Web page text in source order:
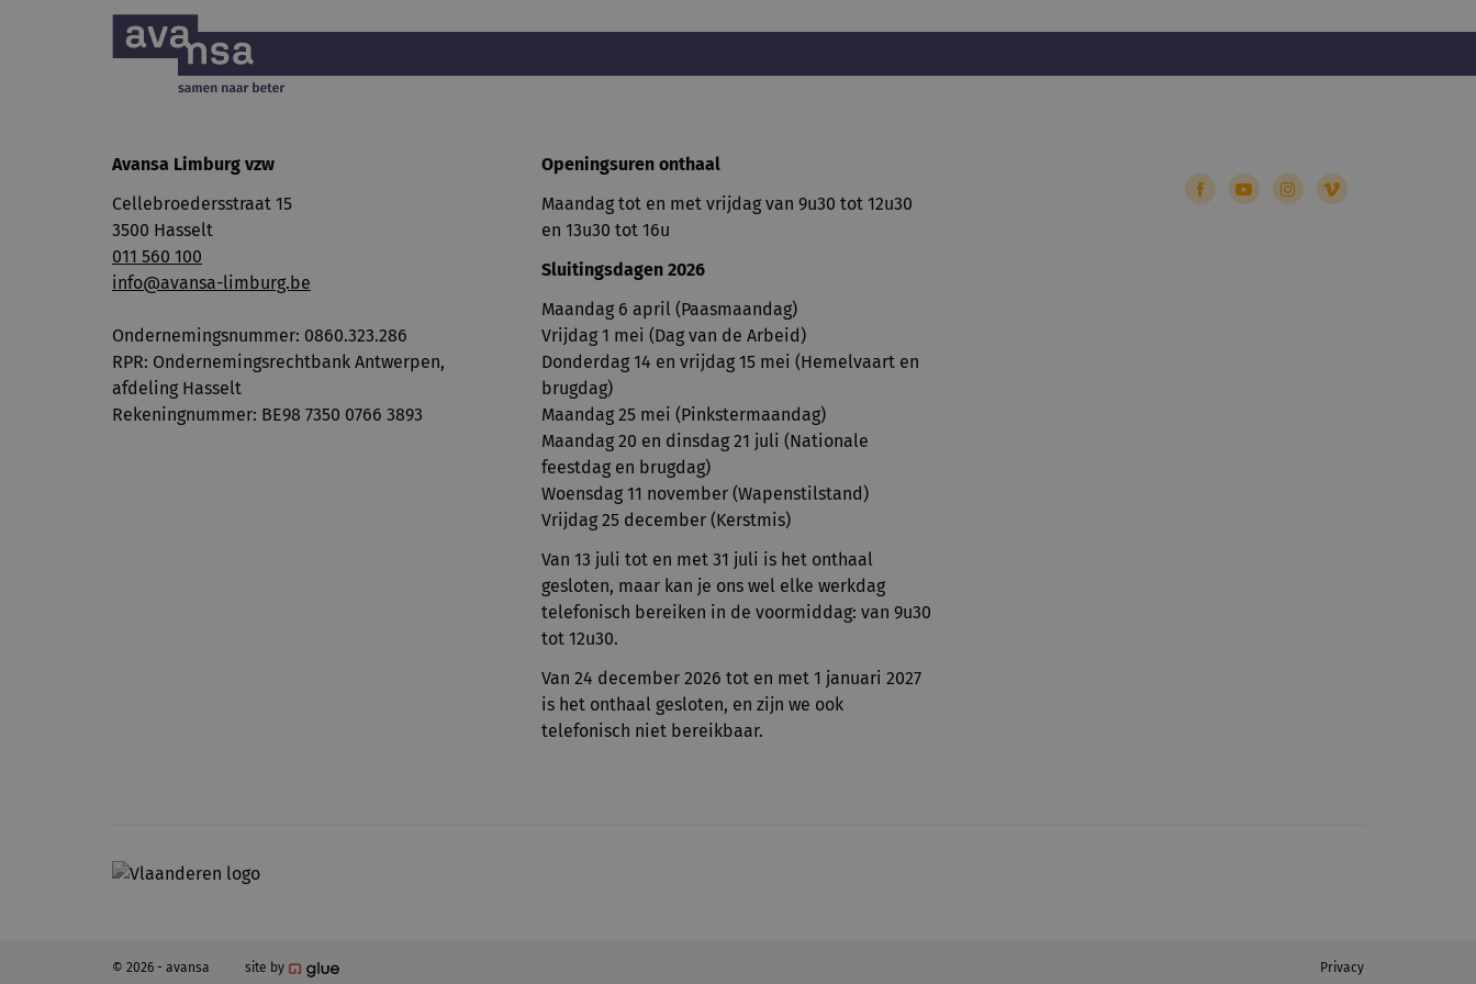
Avansa Limburg vzw
Cellebroedersstraat 15
3500 Hasselt
011 560 100
info@avansa-limburg.be
Ondernemingsnummer: ​0860.323.286
RPR: Ondernemingsrechtbank Antwerpen,
afdeling Hasselt
Rekeningnummer: BE98 7350 0766 3893
Openingsuren onthaal
Maandag tot en met vrijdag van 9u30 tot 12u30
en 13u30 tot 16u
Sluitingsdagen 2026
Maandag 6 april (Paasmaandag)
Vrijdag 1 mei (Dag van de Arbeid)
Donderdag 14 en vrijdag 15 mei (Hemelvaart en
brugdag)
Maandag 25 mei (Pinkstermaandag)
Maandag 20 en dinsdag 21 juli (Nationale
feestdag en brugdag)
Woensdag 11 november (Wapenstilstand)
Vrijdag 25 december (Kerstmis)
Van 13 juli tot en met 31 juli is het onthaal
gesloten, maar kan je ons wel elke werkdag
telefonisch bereiken in de voormiddag: van 9u30
tot 12u30.
Van 24 december 2026 tot en met 1 januari 2027
is het onthaal gesloten, en zijn we ook
telefonisch niet bereikbaar.
Privacy
© 2026 - avansa site by